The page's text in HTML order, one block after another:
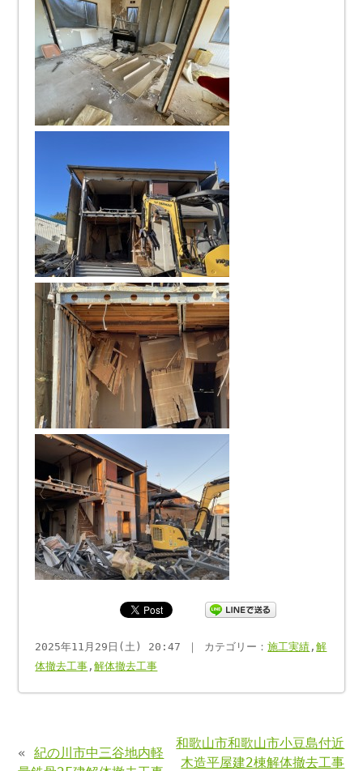
2025年11月29日(土) 20:47 ｜ カテゴリー：施工実績 ,解
体撤去工事 ,解体撤去工事
«紀の川市中三谷地内軽
和歌山市和歌山市小豆島付近
木造平屋建2棟解体撤去工事